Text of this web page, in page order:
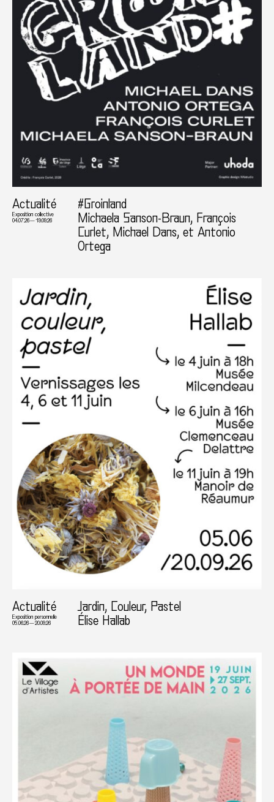
Actualité
Exposition collective
04.07.26 — 19.09.26
#Groinland
Michaela Sanson-Braun, François
Curlet, Michael Dans, et Antonio
Ortega
Actualité
Exposition personnelle
05.06.26 — 20.09.26
Jardin, Couleur, Pastel
Élise Hallab